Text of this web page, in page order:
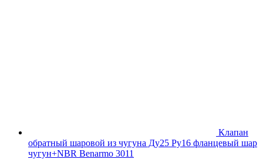
Клапан
обратный шаровой из чугуна Ду25 Ру16 фланцевый шар
чугун+NBR Benarmo 3011